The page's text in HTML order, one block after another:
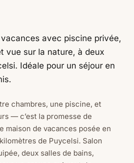
avec piscine privée,
vue sur la nature, à deux
Idéale pour un séjour en
chambres, une piscine, et
— c’est la promesse de
maison de vacances posée en
de Puycelsi. Salon
deux salles de bains,